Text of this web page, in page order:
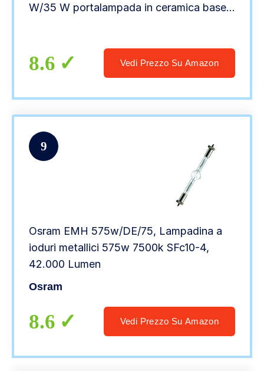
W/35 W portalampada in ceramica base
8.6 Vedi Prezzo Su Amazon
9
Osram EMH 575w/DE/75, Lampadina a
ioduri metallici 575w 7500k SFc10-4,
42.000 Lumen
Osram
8.6 Vedi Prezzo Su Amazon